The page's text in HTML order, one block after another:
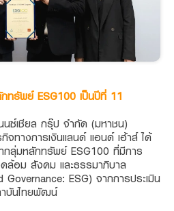
ทรัพย์ ESG100 เป็นปีที่ 11
ชียล กรุ๊ป จำกัด (มหาชน)
จทางการเงินแลนด์ แอนด์ เฮ้าส์ ได้
กลุ่มหลักทรัพย์ ESG100 ที่มีการ
ดล้อม สังคม และธรรมาภิบาล
ESG) จากการประเมิน
าบันไทยพัฒน์